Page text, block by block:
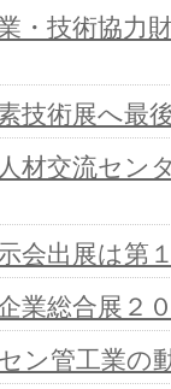
・技術協力
技術展へ最
材交流セン
会出展は第
企業総合展２
ン管工業の